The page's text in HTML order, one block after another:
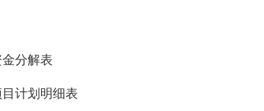
分解表
目计划明细表